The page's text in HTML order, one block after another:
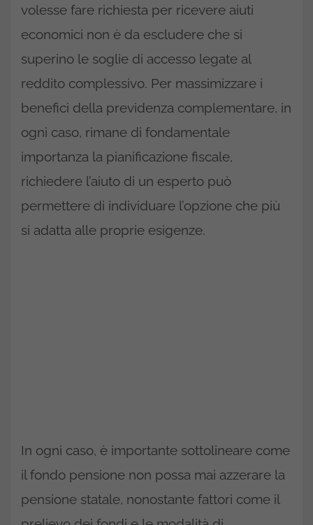
volesse fare richiesta per ricevere aiuti
economici non è da escludere che si
superino le soglie di accesso legate al
reddito complessivo. Per massimizzare i
benefici della previdenza complementare, in
ogni caso, rimane di fondamentale
importanza la pianificazione fiscale,
richiedere l’aiuto di un esperto può
permettere di individuare l’opzione che più
si adatta alle proprie esigenze.
In ogni caso, è importante sottolineare come
il fondo pensione non possa mai azzerare la
pensione statale, nonostante fattori come il